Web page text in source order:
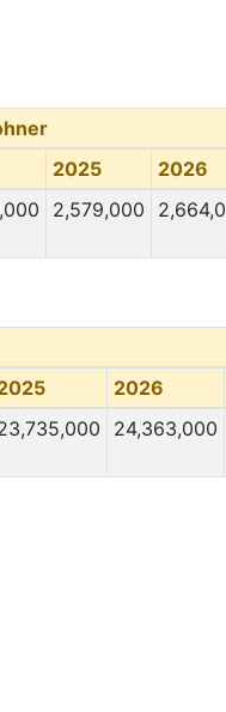
2025 2026
2,579,000
2026
24,363,000